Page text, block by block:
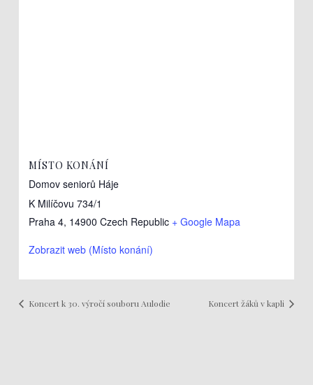
MÍSTO KONÁNÍ
Domov seniorů Háje
K Milíčovu 734/1
Praha 4, 14900 Czech Republic + Google Mapa
Zobrazit web (Místo konání)
Koncert k 30. výročí souboru Aulodie Koncert žáků v kapli